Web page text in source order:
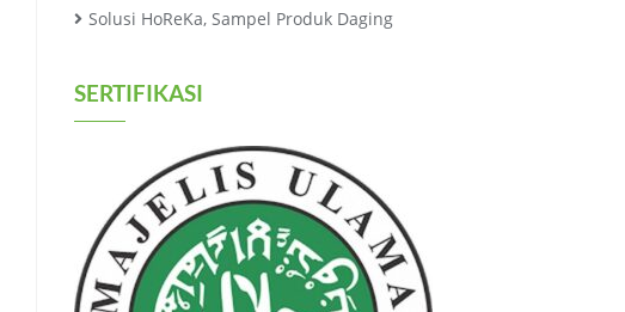
Solusi HoReKa, Sampel Produk Daging
SERTIFIKASI